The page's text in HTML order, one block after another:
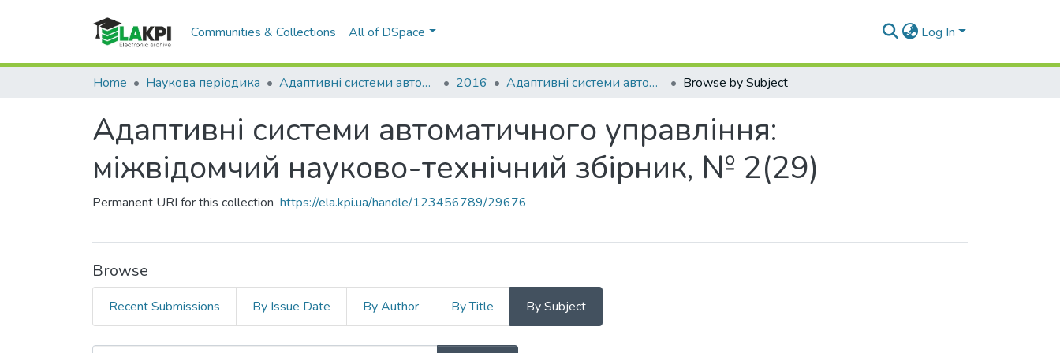
Communities & Collections All of DSpace Log In
Home Наукова періодика Адаптивні системи автоматичного управління 2016 Адаптивні системи автоматичного управління: міжвідомчий науково-технічний збірник, № 2(29) Browse by Subject
Адаптивні системи автоматичного управління:
міжвідомчий науково-технічний збірник, № 2(29)
Permanent URI for this collection https://ela.kpi.ua/handle/123456789/29676
Browse
Recent Submissions By Issue Date By Author By Title By Subject